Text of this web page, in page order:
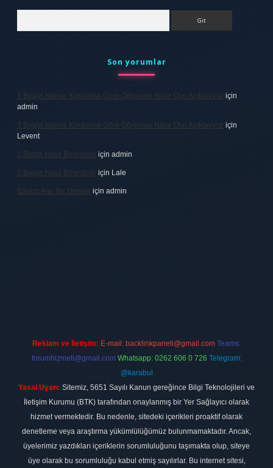
Son yorumlar
3 Bilgiyi Işleme Kuramına Göre Öğrenme Nasıl Olur Açıklayınız için
admin
3 Bilgiyi Işleme Kuramına Göre Öğrenme Nasıl Olur Açıklayınız için
Levent
2 Belge Nasıl Birleştirilir için admin
2 Belge Nasıl Birleştirilir için Lale
Baskın Alel Ne Demek için admin
Reklam ve İletişim: E-mail: backlinkpaneli@gmail.com Teams:
forumhizmeti@gmail.com Whatsapp: 0262 606 0 726 Telegram:
@karabul
Yasal Uyarı: Sitemiz, 5651 Sayılı Kanun gereğince Bilgi Teknolojileri ve
İletişim Kurumu (BTK) tarafından onaylanmış bir Yer Sağlayıcı olarak
hizmet vermektedir. Bu nedenle, sitedeki içerikleri proaktif olarak
denetleme veya araştırma yükümlülüğümüz bulunmamaktadır. Ancak,
üyelerimiz yazdıkları içeriklerin sorumluluğunu taşımakta olup, siteye
üye olarak bu sorumluluğu kabul etmiş sayılırlar. Bu internet sitesi,